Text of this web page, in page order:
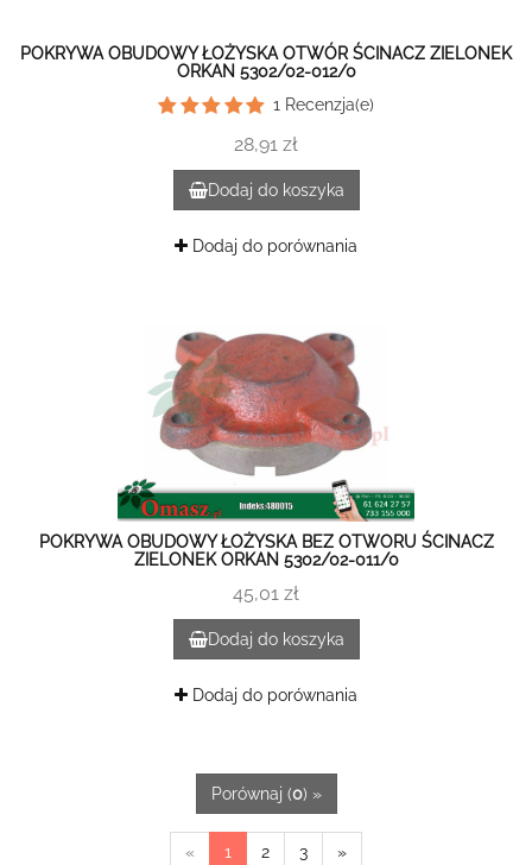
POKRYWA OBUDOWY ŁOŻYSKA OTWÓR ŚCINACZ ZIELONEK
ORKAN 5302/02-012/0
1 Recenzja(e)
28,91 zł
Dodaj do koszyka
Dodaj do porównania
POKRYWA OBUDOWY ŁOŻYSKA BEZ OTWORU ŚCINACZ
ZIELONEK ORKAN 5302/02-011/0
45,01 zł
Dodaj do koszyka
Dodaj do porównania
Porównaj (0) »
« 1 2 3 »